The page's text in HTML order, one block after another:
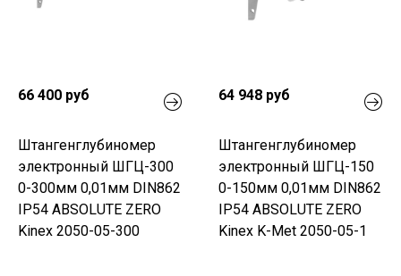
66 400 руб
Штангенглубиномер
электронный ШГЦ-300
0-300мм 0,01мм DIN862
IP54 ABSOLUTE ZERO
Kinex 2050-05-300
64 948 руб
Штангенглубиномер
электронный ШГЦ-150
0-150мм 0,01мм DIN862
IP54 ABSOLUTE ZERO
Kinex K-Met 2050-05-1